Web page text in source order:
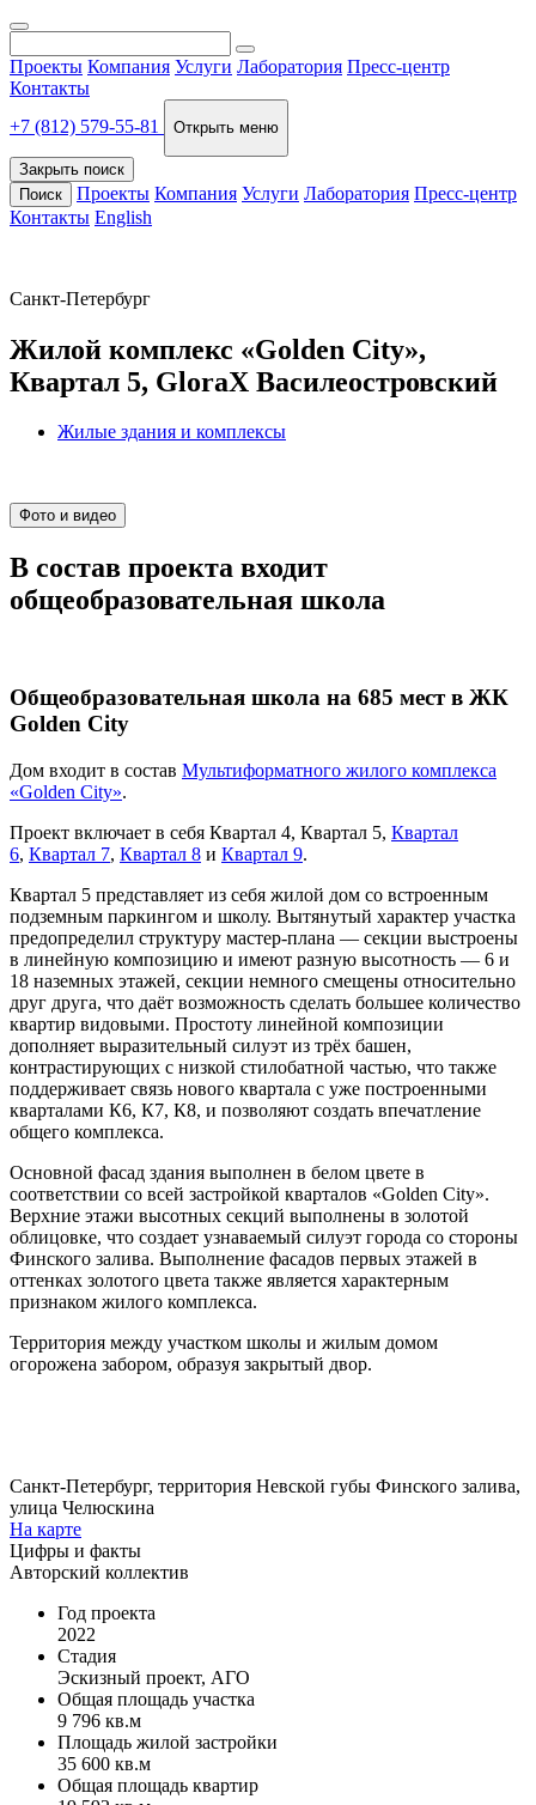
Проекты Компания Услуги Лаборатория Пресс-центр
Контакты
+7 (812) 579-55-81
Открыть меню
Закрыть поиск
Поиск
Проекты Компания Услуги Лаборатория Пресс-центр
Контакты English
Санкт-Петербург
Жилой комплекс «Golden City»,
Квартал 5, GloraX Василеостровский
Жилые здания и комплексы
Фото и видео
В состав проекта входит
общеобразовательная школа
Общеобразовательная школа на 685 мест в ЖК
Golden City
Дом входит в состав Мультиформатного жилого комплекса
«Golden City».
Проект включает в себя Квартал 4, Квартал 5, Квартал
6, Квартал 7, Квартал 8 и Квартал 9.
Квартал 5 представляет из себя жилой дом со встроенным
подземным паркингом и школу. Вытянутый характер участка
предопределил структуру мастер-плана — секции выстроены
в линейную композицию и имеют разную высотность — 6 и
18 наземных этажей, секции немного смещены относительно
друг друга, что даёт возможность сделать большее количество
квартир видовыми. Простоту линейной композиции
дополняет выразительный силуэт из трёх башен,
контрастирующих с низкой стилобатной частью, что также
поддерживает связь нового квартала с уже построенными
кварталами К6, К7, К8, и позволяют создать впечатление
общего комплекса.
Основной фасад здания выполнен в белом цвете в
соответствии со всей застройкой кварталов «Golden City».
Верхние этажи высотных секций выполнены в золотой
облицовке, что создает узнаваемый силуэт города со стороны
Финского залива. Выполнение фасадов первых этажей в
оттенках золотого цвета также является характерным
признаком жилого комплекса.
Территория между участком школы и жилым домом
огорожена забором, образуя закрытый двор.
Санкт-Петербург, территория Невской губы Финского залива,
улица Челюскина
На карте
Цифры и факты
Авторский коллектив
Год проекта
2022
Стадия
Эскизный проект, АГО
Общая площадь участка
9 796 кв.м
Площадь жилой застройки
35 600 кв.м
Общая площадь квартир